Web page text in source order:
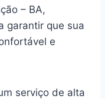
– BA,
garantir que sua
e
serviço de alta